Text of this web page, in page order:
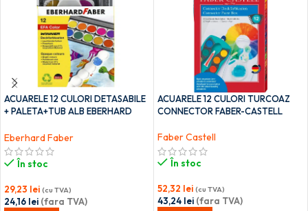
ACUARELE 12 CULORI DETASABILE
+ PALETA+TUB ALB EBERHARD
Eberhard Faber
În stoc
29,23 lei (cu TVA)
24,16 lei (fara TVA)
ACUARELE 12 CULORI TURCOAZ
CONNECTOR FABER-CASTELL
Faber Castell
În stoc
52,32 lei (cu TVA)
43,24 lei (fara TVA)